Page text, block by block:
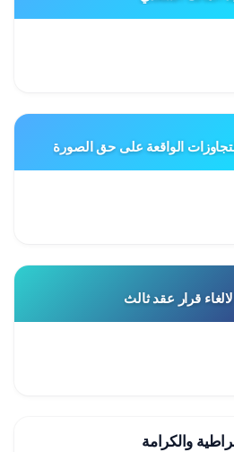
الواقعة على حق الصورة
قرار عقد ثالث
والكرامة